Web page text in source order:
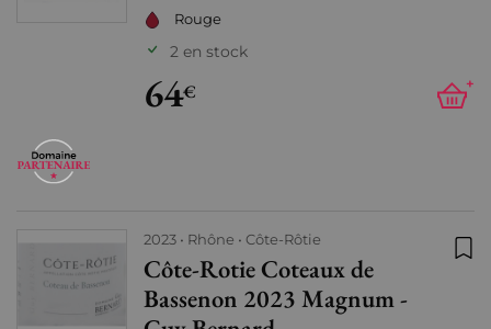
Rouge
2 en stock
64€ +
2023 Rhône Côte-Rôtie
Côte-Rotie Coteaux de
Bassenon 2023 Magnum -